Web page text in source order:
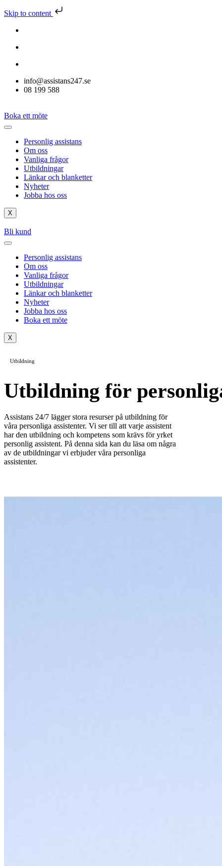
Skip to content
info@assistans247.se
08 199 588
Boka ett möte
Personlig assistans
Om oss
Vanliga frågor
Utbildningar
Länkar och blanketter
Nyheter
Jobba hos oss
X
Bli kund
Personlig assistans
Om oss
Vanliga frågor
Utbildningar
Länkar och blanketter
Nyheter
Jobba hos oss
Boka ett möte
X
Utbildning
Utbildning för
Assistans 24/7 lägger stora resurser på utbildning för
våra personliga assistenter. Vi ser till att varje assistent
har den utbildning och kompetens som krävs för yrket
personlig assistent. På denna sida kan du läsa om några
av de utbildningar vi erbjuder våra personliga
assistenter.